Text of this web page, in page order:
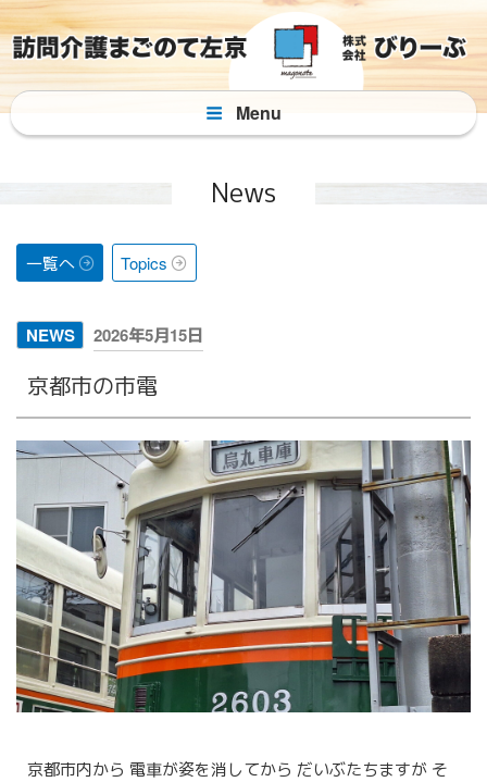
コ
ン
テ
ン
ツ
Menu
News
一覧へ Topics
NEWS
投
稿
日:
2026年5月15日
京都市の市電
京都市内から 電車が姿を消してから だいぶたちますが そ